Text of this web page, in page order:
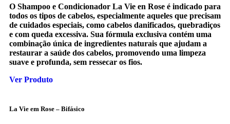
O Shampoo e Condicionador La Vie en Rose é indicado para
todos os tipos de cabelos, especialmente aqueles que precisam
de cuidados especiais, como cabelos danificados, quebradiços
e com queda excessiva. Sua fórmula exclusiva contém uma
combinação única de ingredientes naturais que ajudam a
restaurar a saúde dos cabelos, promovendo uma limpeza
suave e profunda, sem ressecar os fios.
Ver Produto
La Vie em Rose – Bifásico